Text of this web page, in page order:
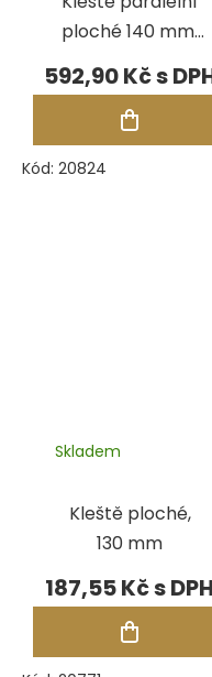
ploché 140 mm,
vroubkované
čelisti
592,90 Kč
Kód: 20824
Kleště ploché,
130 mm
Skladem
187,55 Kč